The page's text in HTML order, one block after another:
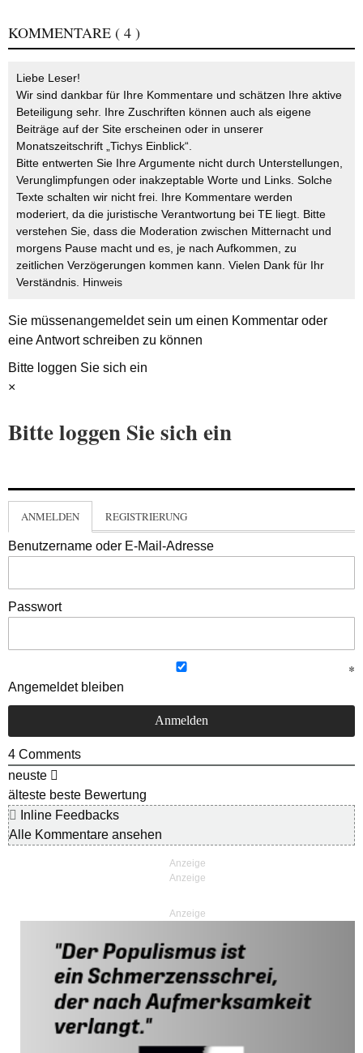
KOMMENTARE ( 4 )
Liebe Leser!
Wir sind dankbar für Ihre Kommentare und schätzen Ihre aktive
Beteiligung sehr. Ihre Zuschriften können auch als eigene
Beiträge auf der Site erscheinen oder in unserer
Monatszeitschrift „Tichys Einblick“.
Bitte entwerten Sie Ihre Argumente nicht durch Unterstellungen,
Verunglimpfungen oder inakzeptable Worte und Links. Solche
Texte schalten wir nicht frei. Ihre Kommentare werden
moderiert, da die juristische Verantwortung bei TE liegt. Bitte
verstehen Sie, dass die Moderation zwischen Mitternacht und
morgens Pause macht und es, je nach Aufkommen, zu
zeitlichen Verzögerungen kommen kann. Vielen Dank für Ihr
Verständnis. Hinweis
Sie müssenangemeldetsein um einen Kommentar oder
eine Antwort schreiben zu können
Bitte loggen Sie sich ein
×
Bitte loggen Sie sich ein
ANMELDEN REGISTRIERUNG
Benutzername oder E-Mail-Adresse
Passwort
Angemeldet bleiben
4 Comments
neuste
älteste beste Bewertung
Inline Feedbacks
Alle Kommentare ansehen
Anzeige